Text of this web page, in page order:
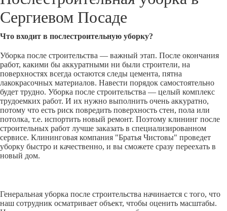
Сергиевом Посаде
Что входит в послестроительную уборку?
Уборка после строительства — важный этап. После окончания
работ, какими бы аккуратными ни были строители, на
поверхностях всегда остаются следы цемента, пятна
лакокрасочных материалов. Навести порядок самостоятельно
будет трудно. Уборка после строительства — целый комплекс
трудоемких работ. И их нужно выполнить очень аккуратно,
потому что есть риск повредить поверхность стен, пола или
потолка, т.е. испортить новый ремонт. Поэтому клининг после
строительных работ лучше заказать в специализированном
сервисе. Клининговая компания "Братья Чистовы" проведет
уборку быстро и качественно, и вы сможете сразу переехать в
новый дом.
Генеральная уборка после строительства начинается с того, что
наш сотрудник осматривает объект, чтобы оценить масштабы.